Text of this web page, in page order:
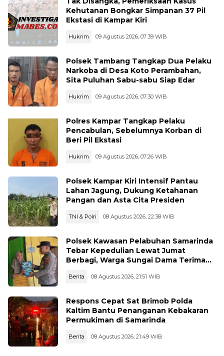
Kehutanan Bongkar Simpanan 37 Pil
Ekstasi di Kampar Kiri
Hukrim 09 Agustus 2026, 07:39 WIB
Polsek Tambang Tangkap Dua Pelaku
Narkoba di Desa Koto Perambahan,
Sita Puluhan Sabu-sabu Siap Edar
Hukrim 09 Agustus 2026, 07:30 WIB
Polres Kampar Tangkap Pelaku
Pencabulan, Sebelumnya Korban di
Beri Pil Ekstasi
Hukrim 09 Agustus 2026, 07:26 WIB
Polsek Kampar Kiri Intensif Pantau
Lahan Jagung, Dukung Ketahanan
Pangan dan Asta Cita Presiden
TNI & Polri 08 Agustus 2026, 22:38 WIB
Polsek Kawasan Pelabuhan Samarinda
Tebar Kepedulian Lewat Jumat
Berbagi, Warga Sungai Dama Terima
Berita 08 Agustus 2026, 21:51 WIB
Respons Cepat Sat Brimob Polda
Kaltim Bantu Penanganan Kebakaran
Permukiman di Samarinda
Berita 08 Agustus 2026, 21:49 WIB